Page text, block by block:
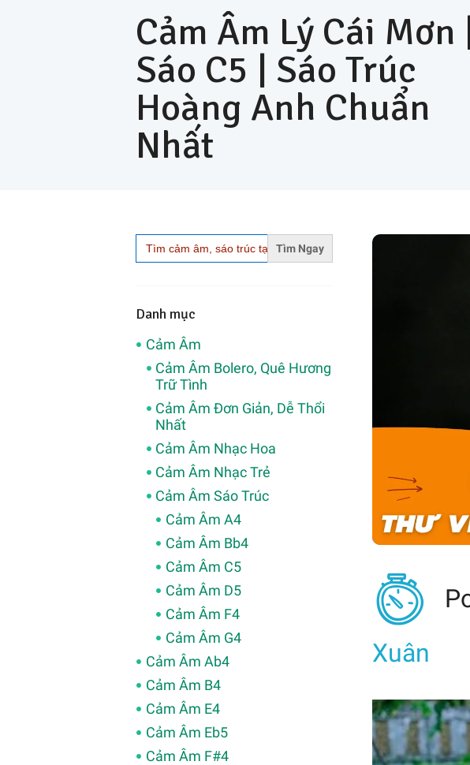
Cảm Âm Lý Cái Mơn
Sáo C5 | Sáo Trúc
Hoàng Anh Chuẩn
Nhất
Xuân
Search
for:
Danh mục
Cảm Âm
Cảm Âm Bolero, Quê Hương
Trữ Tình
Cảm Âm Đơn Giản, Dễ Thổi
Nhất
Cảm Âm Nhạc Hoa
Cảm Âm Nhạc Trẻ
Cảm Âm Sáo Trúc
Cảm Âm A4
Cảm Âm Bb4
Cảm Âm C5
Cảm Âm D5
Cảm Âm F4
Cảm Âm G4
Cảm Âm Ab4
Cảm Âm B4
Cảm Âm E4
Cảm Âm Eb5
Cảm Âm F#4